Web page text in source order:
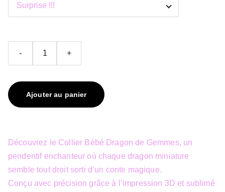
- +
Ajouter au panier
Découvrez le Collier Bébé Dragon de Gemmes, un
pendentif enchanteur où chaque dragon miniature
semble tout droit sorti d’un conte magique.
Conçu avec précision grâce à l’impression 3D et sublimé